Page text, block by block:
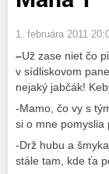
1. februára 2011
–Už zase niet čo
v sídliskovom
nejaký jabčák!
-Mamo, čo vy s
si o mne
-Drž hubu a
stále tam, kde ťa